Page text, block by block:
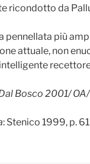
ricondotto da
pennellata più
attuale, non
Bosco 2001/
: Stenico 1999, p.